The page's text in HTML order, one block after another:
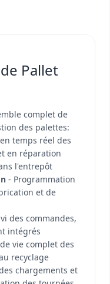
Pallet
complet de
des palettes:
temps réel des
en réparation
l'entrepôt
- Programmation
et de
des commandes,
intégrés
vie complet des
recyclage
chargements et